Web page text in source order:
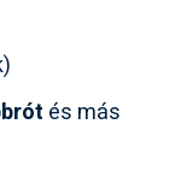
és más